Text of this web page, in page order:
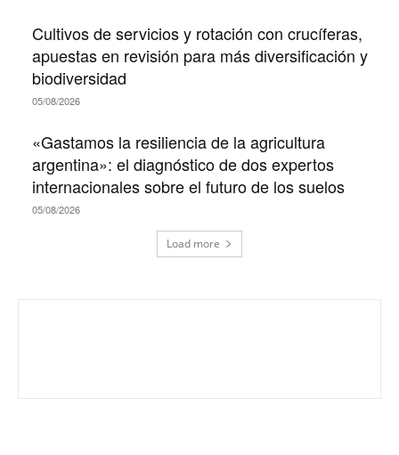
Cultivos de servicios y rotación con crucíferas,
apuestas en revisión para más diversificación y
biodiversidad
05/08/2026
«Gastamos la resiliencia de la agricultura
argentina»: el diagnóstico de dos expertos
internacionales sobre el futuro de los suelos
05/08/2026
Load more